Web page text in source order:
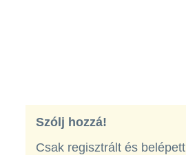
Szólj hozzá!
Csak regisztrált és